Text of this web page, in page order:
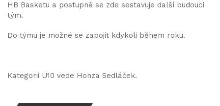
HB Basketu a postupně se zde sestavuje další budoucí
tým.
Do týmu je možné se zapojit kdykoli během roku.
Kategorii U10 vede Honza Sedláček.